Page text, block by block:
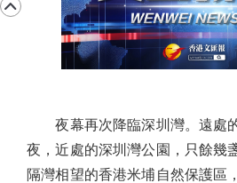
夜幕再次降臨深圳灣。遠處
夜，近處的深圳灣公園，只餘幾
隔灣相望的香港米埔自然保護區